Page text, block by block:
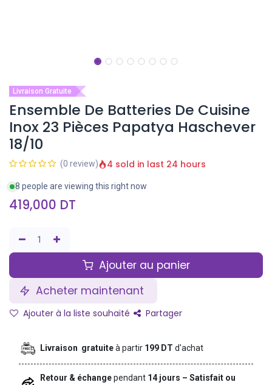
Livraison Gratuite
Ensemble De Batteries De Cuisine
Inox 23 Pièces Papatya Haschever
18/10
(0 review) 4 sold in last 24 hours
8 people are viewing this right now
419,000 DT
Ajouter au panier
Acheter maintenant
Ajouter à la liste souhaité Partager
Livraison gratuiteà partir 199 DTd'achat
Retour & échangependant 14 jours – Satisfait ou